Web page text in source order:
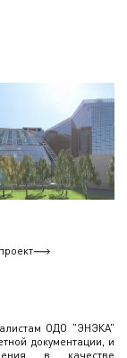
ОДО "ЭНЭКА"
документации, и
в качестве